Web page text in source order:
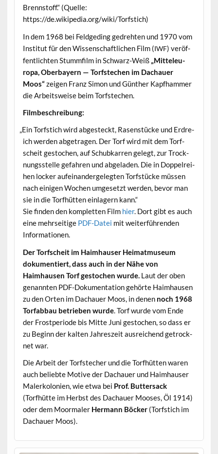
Brennstoff.“ (Quelle:
https://de.wikipedia.org/wiki/Torfstich)
In dem 1968 bei Feldged­ing gedreht­en und 1970 vom
Insti­tut für den Wis­senschaftlichen Film (IWF) veröf­
fentlicht­en Stumm­film in Schwarz-Weiß „Mit­teleu­
ropa, Ober­bay­ern — Torf­stechen im Dachauer
Moos“zeigen Franz Simon und Gün­ther Kapfham­mer
die Arbeitsweise beim Torfstechen.
Filmbeschrei­bung:
„Ein Torf­s­tich wird abgesteckt, Rasen­stücke und Erdre­
ich wer­den abge­tra­gen. Der Torf wird mit dem Torf­
scheit gestochen, auf Schubkar­ren gelegt, zur Trock­
nungsstelle gefahren und abge­laden. Die in Dop­pel­rei­
hen lock­er aufeinan­dergelegten Torf­stücke müssen
nach eini­gen Wochen umge­set­zt wer­den, bevor man
sie in die Torfhüt­ten ein­lagern kann.“
Sie find­en den kom­plet­ten Film hier. Dort gibt es auch
eine mehr­seit­ige PDF-Datei mit weit­er­führen­den
Informationen.
Der Torf­scheit im Haimhauser Heimat­mu­se­um
doku­men­tiert, dass auch in der Nähe von
Haimhausen Torf gestochen wurde.Laut der oben
genan­nten PDF-Doku­men­ta­tion gehörte Haimhausen
zu den Orten im Dachauer Moos, in denen noch 1968
Tor­fab­bau betrieben wurde. Torf wurde vom Ende
der Frost­pe­ri­ode bis Mitte Juni gestochen, so dass er
zu Beginn der kalten Jahreszeit aus­re­ichend getrock­
net war.
Die Arbeit der Torf­stech­er und die Torfhüt­ten waren
auch beliebte Motive der Dachauer und Haimhauser
Malerkolonien, wie etwa bei Prof. But­ter­sack
(Torfhütte im Herb­st des Dachauer Moos­es, Öl 1914)
oder dem Moor­maler Her­mann Böck­er(Torf­s­tich im
Dachauer Moos).